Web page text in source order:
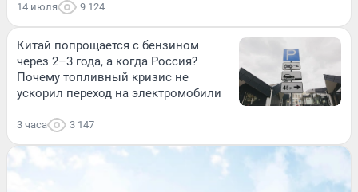
14 июля 9 124
Китай попрощается с бензином
через 2–3 года, а когда Россия?
Почему топливный кризис не
ускорил переход на электромобили
3 часа 3 147